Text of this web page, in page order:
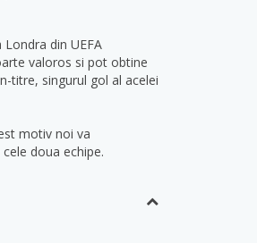
din UEFA
valoros si pot obtine
titre, singurul gol al acelei
motiv noi va
doua echipe.